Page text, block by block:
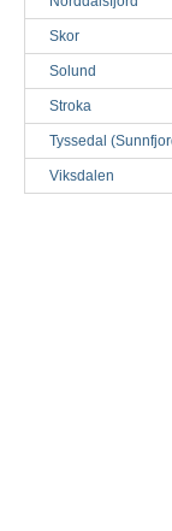
Skor
Solund
Stroka
Tyssedal
Viksdalen